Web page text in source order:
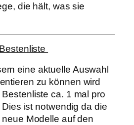
die hält, was sie
eine aktuelle Auswahl
zu können wird
ca. 1 mal pro
ist notwendig da die
Modelle auf den